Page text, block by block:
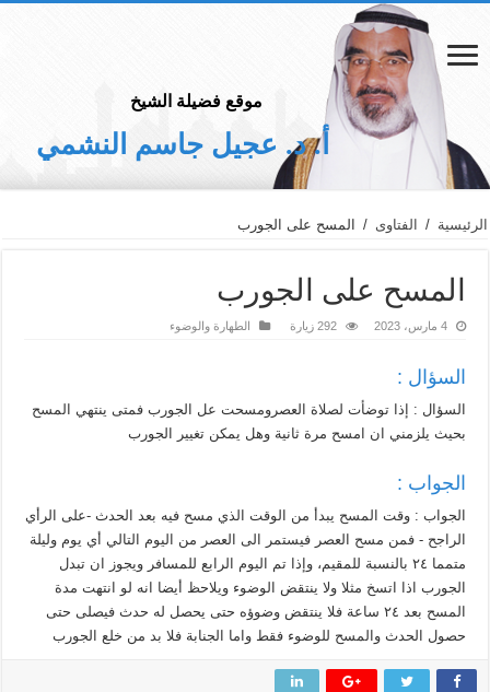
موقع فضيلة الشيخ
أ. د. عجيل جاسم النشمي
الرئيسية / الفتاوى / المسح على الجورب
المسح على الجورب
4 مارس، 2023 292 زيارة الطهارة والوضوء
السؤال :
السؤال : إذا توضأت لصلاة العصرومسحت عل الجورب فمتى ينتهي المسح
بحيث يلزمني ان امسح مرة ثانية وهل يمكن تغيير الجورب
الجواب :
الجواب : وقت المسح يبدأ من الوقت الذي مسح فيه بعد الحدث -على الرأي
الراجح - فمن مسح العصر فيستمر الى العصر من اليوم التالي أي يوم وليلة
متمما ٢٤ بالنسبة للمقيم، وإذا تم اليوم الرابع للمسافر ويجوز ان تبدل
الجورب اذا اتسخ مثلا ولا ينتقض الوضوء ويلاحظ أيضا انه لو انتهت مدة
المسح بعد ٢٤ ساعة فلا ينتقض وضوؤه حتى يحصل له حدث فيصلى حتى
حصول الحدث والمسح للوضوء فقط واما الجنابة فلا بد من خلع الجورب